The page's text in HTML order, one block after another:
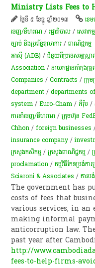
Ministry Lists Fees to
ថ្ងៃទី ៥ ខែធ្នូ ឆ្នាំ២០១៣ ខេ
ចេញ/នីហរណ /រដ្ឋាភិបាល /សេវាក
ច្បាប់ និងប្រព័ន្ធតុលាការ /ពាណិជ្ជកម្ម
អាស៊ី (ADB) /ជំនួយពីប្រទេសអូស្ត្រ
Association /នាយកដ្ឋានកាំកុងត្
Companies /Contracts /ក្រុម
department /departments
system /Euro-Cham /អឺរ៉ុប /
ការនាំចេញ/នីហរណ /ក្រុមហ៊ុន
Chhon /foreign businesses
insurance company /
ក្រសួងកសិកម្ម /ក្រសួងពាណិជ្ជកម្ម /
proclamation /កម្មវិធី​កែទម្រង់​កា
Sciaroni & Associates /ការប
The government has
costs of fees that
various services, in
making informal
anticorruption law.
past year after
http://
fees-to-help-firms-